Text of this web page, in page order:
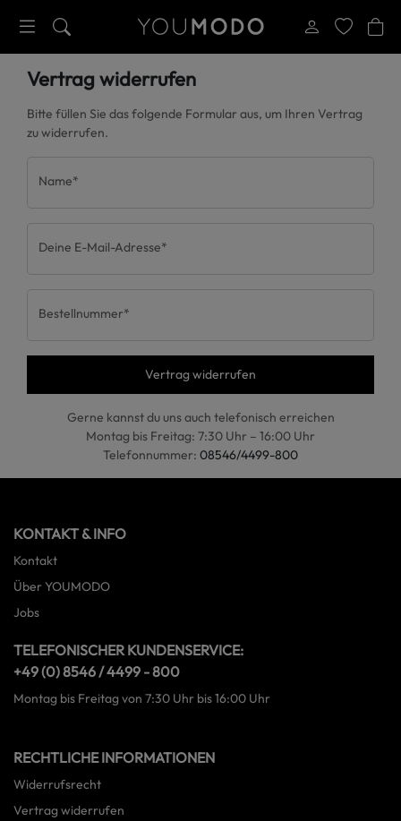
Vertrag widerrufen
Bitte füllen Sie das folgende Formular aus, um Ihren Vertrag
zu widerrufen.
Name*
Deine E-Mail-Adresse*
Bestellnummer*
Vertrag widerrufen
Gerne kannst du uns auch telefonisch erreichen
Montag bis Freitag: 7:30 Uhr – 16:00 Uhr
Telefonnummer: 08546/4499-800
KONTAKT & INFO
Kontakt
Über YOUMODO
Jobs
TELEFONISCHER KUNDENSERVICE:
+49 (0) 8546 / 4499 - 800
Montag bis Freitag von 7:30 Uhr bis 16:00 Uhr
RECHTLICHE INFORMATIONEN
Widerrufsrecht
Vertrag widerrufen